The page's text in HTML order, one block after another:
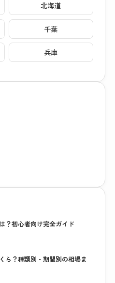
北海道
千葉
兵庫
？初心者向け完全ガイド
ら？種類別・期間別の相場ま